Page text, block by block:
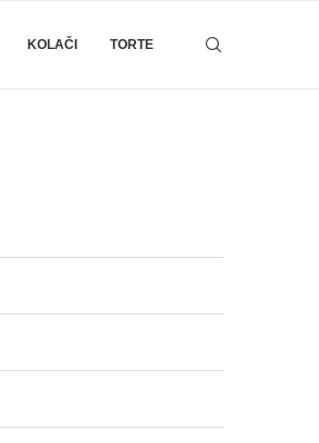
KOLAČI TORTE